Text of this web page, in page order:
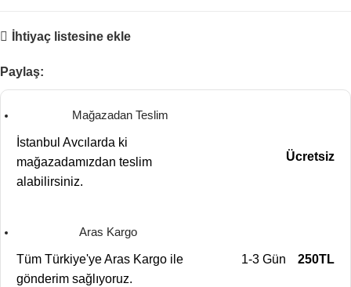
İhtiyaç listesine ekle
Paylaş:
Mağazadan Teslim
İstanbul Avcılarda ki
mağazadamızdan teslim
alabilirsiniz.
Ücretsiz
Aras Kargo
Tüm Türkiye'ye Aras Kargo ile
gönderim sağlıyoruz.
1-3 Gün 250TL